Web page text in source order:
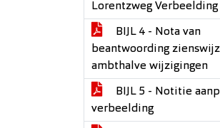
Lorentzweg Verbeelding
BIJL 4 - Nota van
beantwoording
ambthalve wijzigingen
BIJL 5 - Notitie
verbeelding